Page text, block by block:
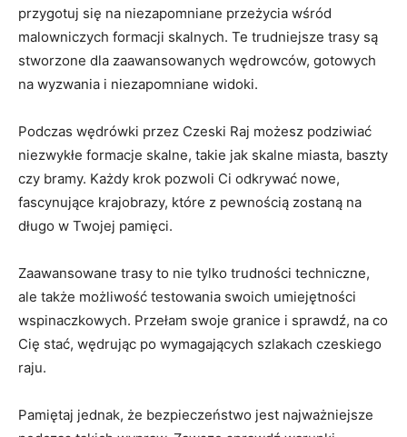
przygotuj⁤ się ‌na​ niezapomniane przeżycia‌ wśród
malowniczych formacji skalnych. Te ⁣trudniejsze trasy⁢ są
stworzone ‍dla‍ zaawansowanych wędrowców, gotowych
‌na wyzwania i niezapomniane widoki.
Podczas wędrówki przez Czeski Raj możesz podziwiać
niezwykłe formacje skalne, takie jak skalne miasta, baszty
czy bramy. Każdy krok‍ pozwoli Ci odkrywać‌ nowe,
fascynujące​ krajobrazy,​ które z ⁤pewnością zostaną na ​
długo w Twojej ⁢pamięci.
Zaawansowane trasy⁢ to nie tylko trudności techniczne,
ale także możliwość testowania ‌swoich umiejętności
wspinaczkowych. Przełam ‌swoje ⁢granice i sprawdź, na ⁣co
Cię stać, wędrując po wymagających szlakach czeskiego
raju.
Pamiętaj jednak, że bezpieczeństwo jest najważniejsze